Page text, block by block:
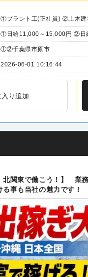
①プラント工(正社員) ②土木建
①日給11,000～15,000円 ②日
①②千葉県市原市
2026-06-01 10:16:44
り追加
北関東で働こう！】 業
事も当社の魅力です！